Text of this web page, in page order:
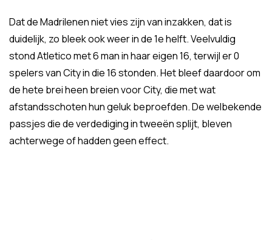
Dat de Madrilenen niet vies zijn van inzakken, dat is
duidelijk, zo bleek ook weer in de 1e helft. Veelvuldig
stond Atletico met 6 man in haar eigen 16, terwijl er 0
spelers van City in die 16 stonden. Het bleef daardoor om
de hete brei heen breien voor City, die met wat
afstandsschoten hun geluk beproefden. De welbekende
passjes die de verdediging in tweeën splijt, bleven
achterwege of hadden geen effect.